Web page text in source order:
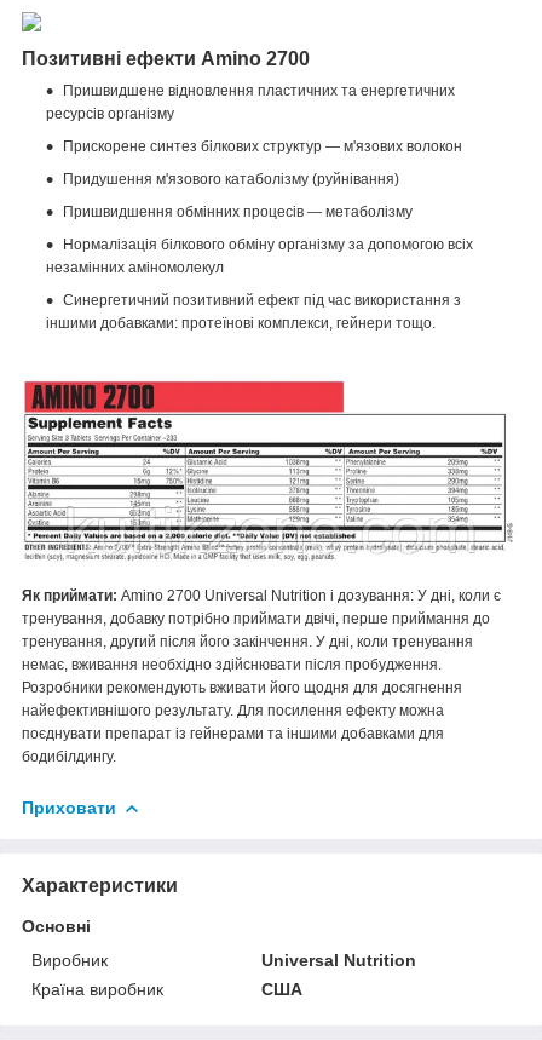
Позитивні ефекти Amino 2700
Пришвидшене відновлення пластичних та енергетичних
ресурсів організму
Прискорене синтез білкових структур — м'язових волокон
Придушення м'язового катаболізму (руйнівання)
Пришвидшення обмінних процесів — метаболізму
Нормалізація білкового обміну організму за допомогою всіх
незамінних аміномолекул
Синергетичний позитивний ефект під час використання з
іншими добавками: протеїнові комплекси, гейнери тощо.
Як приймати: Amino 2700 Universal Nutrition і дозування: У дні, коли є
тренування, добавку потрібно приймати двічі, перше приймання до
тренування, другий після його закінчення. У дні, коли тренування
немає, вживання необхідно здійснювати після пробудження.
Розробники рекомендують вживати його щодня для досягнення
найефективнішого результату. Для посилення ефекту можна
поєднувати препарат із гейнерами та іншими добавками для
бодибілдингу.
Приховати
Характеристики
Основні
Виробник
Universal Nutrition
Країна виробник
США